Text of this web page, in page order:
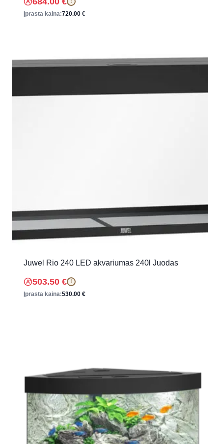
Įprasta kaina:720.00 €
Juwel Rio 240 LED akvariumas 240l Juodas
503.50 € !
Įprasta kaina:530.00 €